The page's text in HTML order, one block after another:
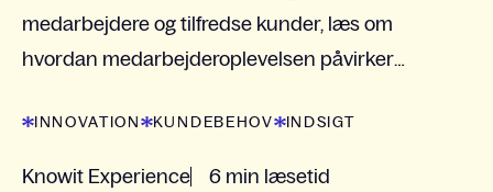
medarbejdere og tilfredse kunder, læs om
hvordan medarbejderoplevelsen påvirker
INNOVATION KUNDEBEHOV INDSIGT
Knowit Experience 6 min læsetid